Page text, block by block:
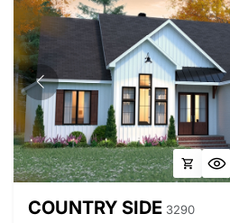
COUNTRY SIDE 3290